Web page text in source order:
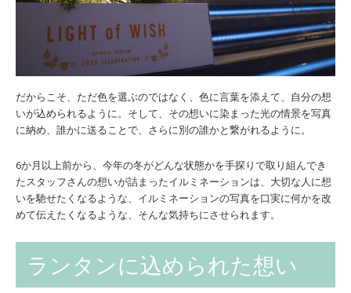
だからこそ、ただ色を選ぶのではなく、色に言葉を添えて、自分の想
いが込められるように。そして、その想いに染まった光の情景を写真
に納め、誰かに送ることで、さらに別の誰かと繋がれるように。
6か月以上前から、今年の冬がどんな状態かを手探りで取り組んでき
たスタッフさんの想いが詰まったイルミネーションは、大切な人に想
いを馳せたくなるような、イルミネーションの写真を口実に何かを改
めて伝えたくなるような、そんな気持ちにさせられます。
ランタンに込められた想い